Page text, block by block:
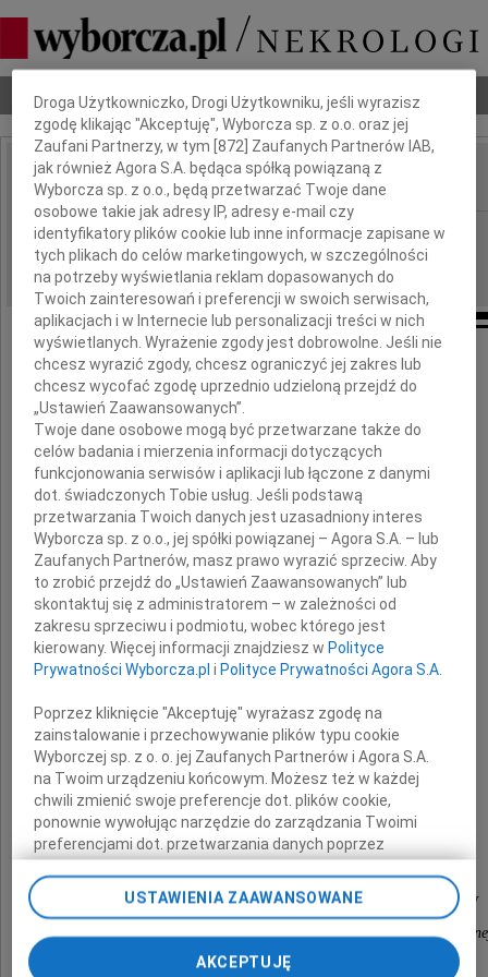
Nekrologi Odeszli Poradnik pogrzebowy
IMIĘ I NAZWISKO:
REGION: Kielce
DATA EMISJI: 23.02.2010
Pani
Zofii Sysce
pracownikowi Wydziału Polityki Społecznej
Świętokrzyskiego Urzędu Wojewódzkiego
serdeczne wyrazy współczucia
z powodu śmierci
Ojca
składa
Maria Szydłowska - Dyrektor Generalny ŚUW
wraz z pracownikami Wydziału Polityki
Dbamy o Twoją prywatność
Droga Użytkowniczko, Drogi Użytkowniku, jeśli wyrazisz
zgodę klikając "Akceptuję", Wyborcza sp. z o.o. oraz jej
Zaufani Partnerzy, w tym [872 ] Zaufanych Partnerów IAB,
jak również Agora S.A. będąca spółką powiązaną z
Wyborcza sp. z o.o., będą przetwarzać Twoje dane
osobowe takie jak adresy IP, adresy e-mail czy
identyfikatory plików cookie lub inne informacje zapisane w
tych plikach do celów marketingowych, w szczególności
na potrzeby wyświetlania reklam dopasowanych do
Twoich zainteresowań i preferencji w swoich serwisach,
aplikacjach i w Internecie lub personalizacji treści w nich
wyświetlanych. Wyrażenie zgody jest dobrowolne. Jeśli nie
chcesz wyrazić zgody, chcesz ograniczyć jej zakres lub
chcesz wycofać zgodę uprzednio udzieloną przejdź do
„Ustawień Zaawansowanych”.
Twoje dane osobowe mogą być przetwarzane także do
celów badania i mierzenia informacji dotyczących
funkcjonowania serwisów i aplikacji lub łączone z danymi
dot. świadczonych Tobie usług. Jeśli podstawą
przetwarzania Twoich danych jest uzasadniony interes
Wyborcza sp. z o.o., jej spółki powiązanej – Agora S.A. – lub
Zaufanych Partnerów, masz prawo wyrazić sprzeciw. Aby
to zrobić przejdź do „Ustawień Zaawansowanych” lub
skontaktuj się z administratorem – w zależności od
zakresu sprzeciwu i podmiotu, wobec którego jest
kierowany. Więcej informacji znajdziesz w Polityce
Prywatności Wyborcza.pl i Polityce Prywatności Agora S.A.
Poprzez kliknięcie "Akceptuję" wyrażasz zgodę na
zainstalowanie i przechowywanie plików typu cookie
Wyborczej sp. z o. o. jej Zaufanych Partnerów i Agora S.A.
na Twoim urządzeniu końcowym. Możesz też w każdej
chwili zmienić swoje preferencje dot. plików cookie,
ponownie wywołując narzędzie do zarządzania Twoimi
preferencjami dot. przetwarzania danych poprzez
przechodząc do sekcji „Ustawienia zaawansowane”.
Zmiana ustawień plików cookie możliwa jest także za
USTAWIENIA ZAAWANSOWANE
AKCEPTUJĘ